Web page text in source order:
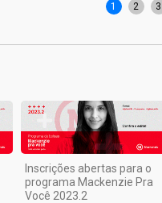
1 2 3
Inscrições abertas para o
programa Mackenzie Pra
Você 2023.2